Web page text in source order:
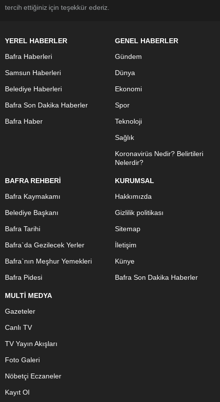
tercih ettiğiniz için teşekkür ederiz.
YEREL HABERLER
Bafra Haberleri
Samsun Haberleri
Belediye Haberleri
Bafra Son Dakika Haberler
Bafra Haber
GENEL HABERLER
Gündem
Dünya
Ekonomi
Spor
Teknoloji
Sağlık
Koronavirüs Nedir? Belirtileri
Nelerdir?
BAFRA REHBERİ
Bafra Kaymakamı
Belediye Başkanı
Bafra Tarihi
Bafra`da Gezilecek Yerler
Bafra`nın Meşhur Yemekleri
Bafra Pidesi
KURUMSAL
Hakkımızda
Gizlilik politikası
Sitemap
İletişim
Künye
Bafra Son Dakika Haberler
MULTİ MEDYA
Gazeteler
Canlı TV
TV Yayın Akışları
Foto Galeri
Nöbetçi Eczaneler
Kayıt Ol